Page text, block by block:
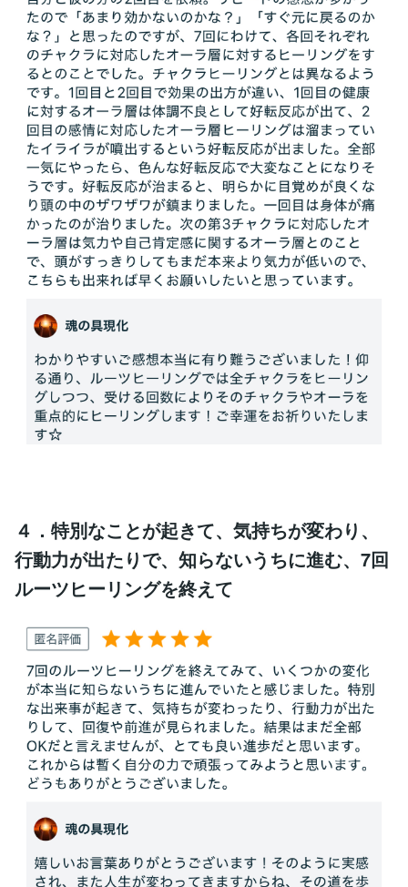
４．特別なことが起きて、気持ちが変わり、
行動力が出たりで、知らないうちに進む、7回
ルーツヒーリングを終えて